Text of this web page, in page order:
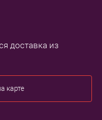
доставка из
карте